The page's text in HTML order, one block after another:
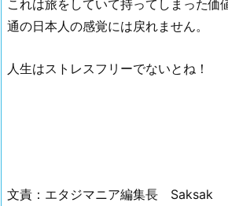
これは旅をしていて持ってしまった価
通の日本人の感覚には戻れません。
人生はストレスフリーでないとね！
文責：エタジマニア編集長 Saksak